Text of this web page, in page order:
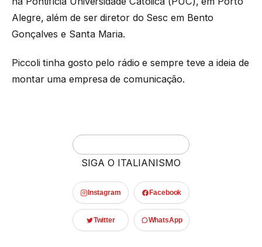
Alegre, além de ser diretor do Sesc em Bento
Gonçalves e Santa Maria.
Piccoli tinha gosto pelo rádio e sempre teve a ideia de
montar uma empresa de comunicação.
SIGA O ITALIANISMO
Instagram Facebook
Twitter WhatsApp